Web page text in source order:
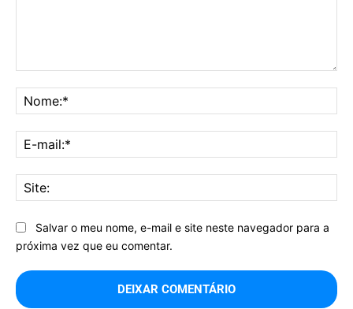
Salvar o meu nome, e-mail e site neste navegador para a
próxima vez que eu comentar.